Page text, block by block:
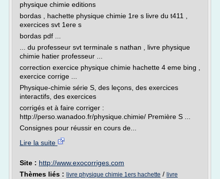
physique chimie editions
bordas , hachette physique chimie 1re s livre du t411 ,
exercices svt 1ere s
bordas pdf ...
... du professeur svt terminale s nathan , livre physique
chimie hatier professeur ...
correction exercice physique chimie hachette 4 eme bing ,
exercice corrige ...
Physique-chimie série S, des leçons, des exercices
interactifs, des exercices
corrigés et à faire corriger :
http://perso.wanadoo.fr/physique.chimie/ Première S ...
Consignes pour réussir en cours de...
Lire la suite
Site : http://www.exocorriges.com
Thèmes liés : livre physique chimie 1ers hachette / livre